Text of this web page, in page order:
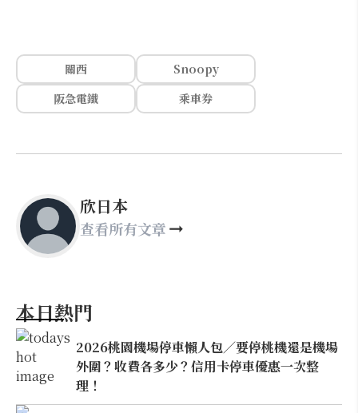
關西
Snoopy
阪急電鐵
乘車券
欣日本
查看所有文章
本日熱門
2026桃園機場停車懶人包／要停桃機還是機場
外圍？收費各多少？信用卡停車優惠一次整
理！